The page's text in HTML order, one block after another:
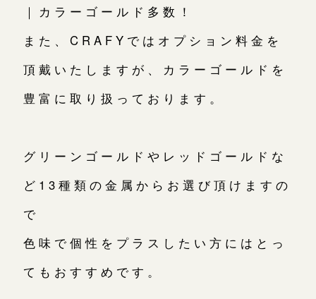
｜カラーゴールド多数！
また、CRAFYではオプション料金を
頂戴いたしますが、カラーゴールドを
豊富に取り扱っております。
グリーンゴールドやレッドゴールドな
ど13種類の金属からお選び頂けますの
で
色味で個性をプラスしたい方にはとっ
てもおすすめです。